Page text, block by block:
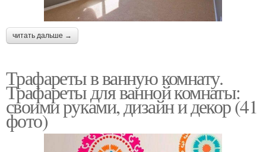
читать дальше →
Трафареты в ванную комнату.
Трафареты для ванной комнаты:
своими руками, дизайн и декор (41
фото)